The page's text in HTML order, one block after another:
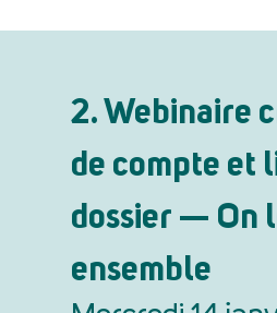
2. Webinaire
de compte et
dossier — On
ensemble